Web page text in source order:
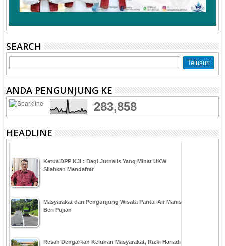
SEARCH
ANDA PENGUNJUNG KE
283,858
HEADLINE
Ketua DPP KJI : Bagi Jurnalis Yang Minat UKW
Silahkan Mendaftar
Masyarakat dan Pengunjung Wisata Pantai Air Manis
Beri Pujian
Resah Dengarkan Keluhan Masyarakat, Rizki Hariadi